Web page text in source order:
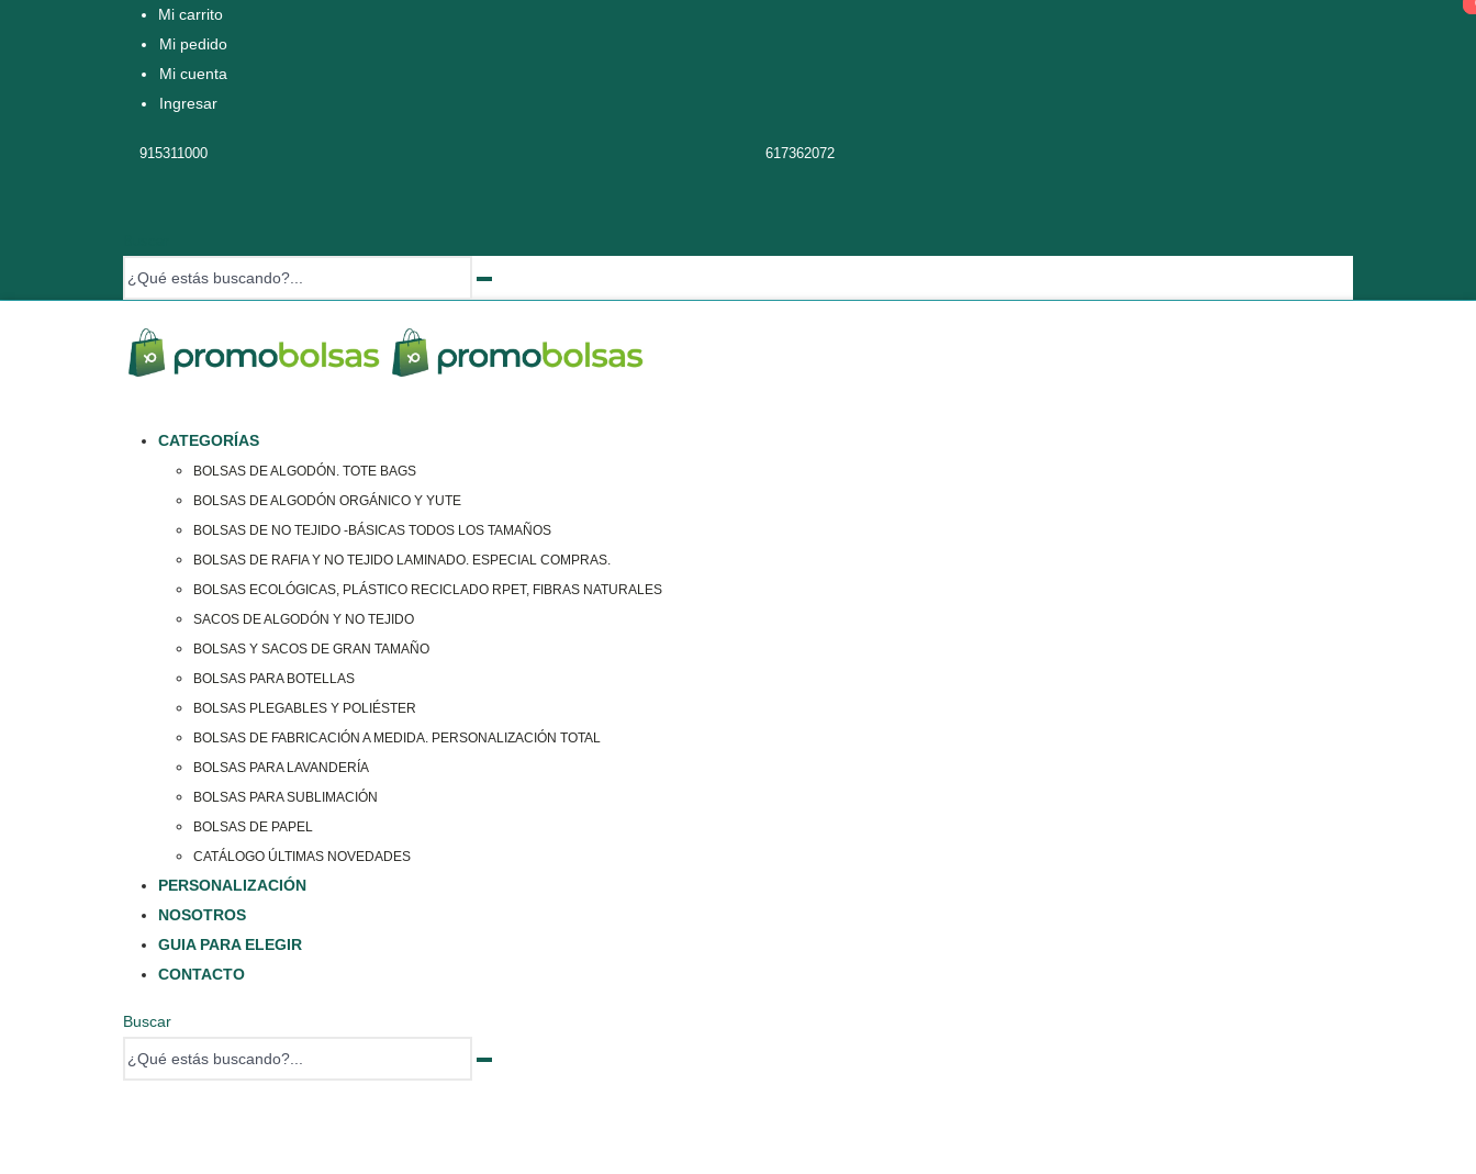
Mi carrito
Mi pedido
Mi cuenta
Ingresar
915311000 617362072
CATEGORÍAS
BOLSAS DE ALGODÓN. TOTE BAGS
BOLSAS DE ALGODÓN ORGÁNICO Y YUTE
BOLSAS DE NO TEJIDO -BÁSICAS TODOS LOS TAMAÑOS
BOLSAS DE RAFIA Y NO TEJIDO LAMINADO. ESPECIAL COMPRAS.
BOLSAS ECOLÓGICAS, PLÁSTICO RECICLADO RPET, FIBRAS NATURALES
SACOS DE ALGODÓN Y NO TEJIDO
BOLSAS Y SACOS DE GRAN TAMAÑO
BOLSAS PARA BOTELLAS
BOLSAS PLEGABLES Y POLIÉSTER
BOLSAS DE FABRICACIÓN A MEDIDA. PERSONALIZACIÓN TOTAL
BOLSAS PARA LAVANDERÍA
BOLSAS PARA SUBLIMACIÓN
BOLSAS DE PAPEL
CATÁLOGO ÚLTIMAS NOVEDADES
PERSONALIZACIÓN
NOSOTROS
GUIA PARA ELEGIR
CONTACTO
Buscar